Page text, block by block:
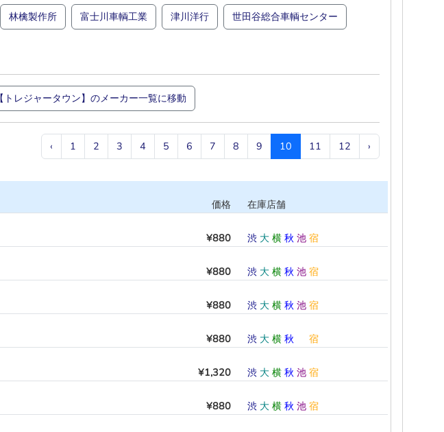
林檎製作所 富士川車輌工業 津川洋行 世田谷総合車輌センター
【トレジャータウン】のメーカー一覧に移動
‹ 1 2 3 4 5 6 7 8 9 10 11 12 ›
価格 在庫店舗
¥880 渋 大 横 秋 池 宿
¥880 渋 大 横 秋 池 宿
¥880 渋 大 横 秋 池 宿
¥880 渋 大 横 秋 宿
¥1,320 渋 大 横 秋 池 宿
¥880 渋 大 横 秋 池 宿